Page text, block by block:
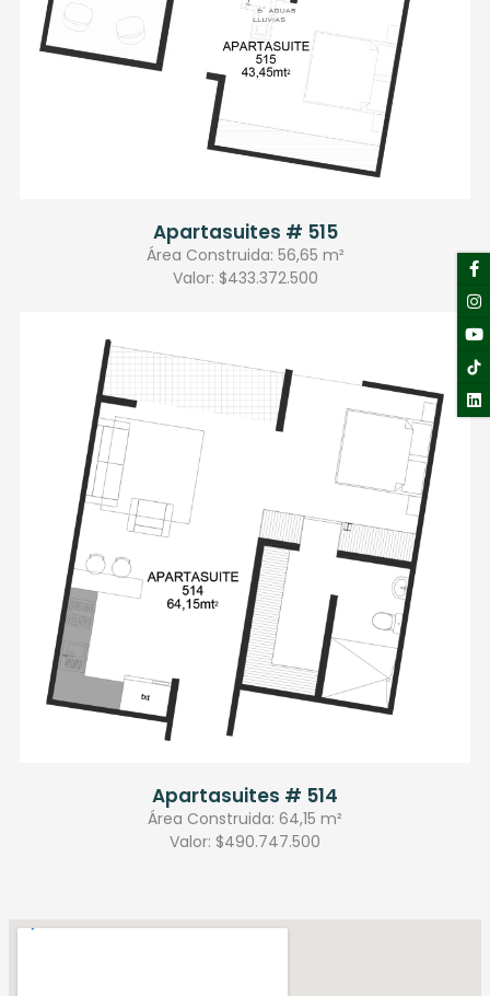
Apartasuites # 515
Área Construida: 56,65 m²
Valor: $433.372.500
Apartasuites # 514
Área Construida: 64,15 m²
Valor: $490.747.500
f